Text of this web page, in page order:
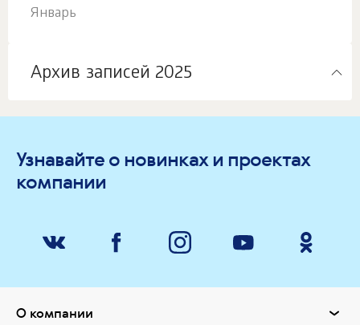
Январь
Архив записей 2025
Узнавайте о новинках и проектах
компании
О компании